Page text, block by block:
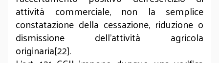
attività commerciale, non la semplice
constatazione della cessazione, riduzione o
dismissione dell’attività agricola
originaria[22].